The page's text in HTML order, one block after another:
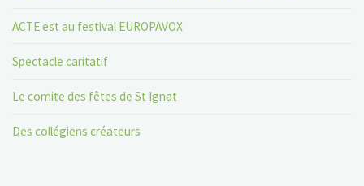
ACTE est au festival EUROPAVOX
Spectacle caritatif
Le comite des fêtes de St Ignat
Des collégiens créateurs